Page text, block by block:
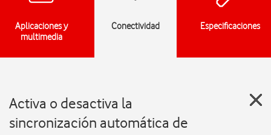
Aplicaciones y
multimedia
Conectividad Especificaciones
Activa o desactiva la
sincronización automática de